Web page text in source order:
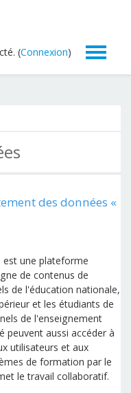
(Connexion)
des données «
une plateforme
de contenus de
de l'éducation nationale,
et les étudiants de
de l'enseignement
peuvent aussi accéder à
utilisateurs et aux
de formation par le
le travail collaboratif.